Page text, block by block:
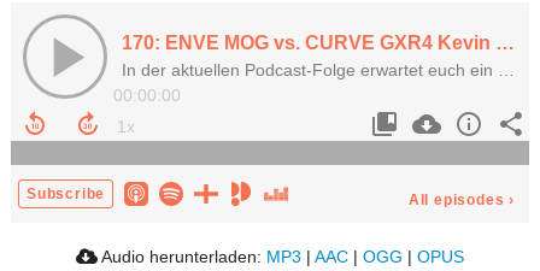
170: ENVE MOG vs. CURVE GXR4 Kevin / OPEN U.P.P.E.R kommt / Roubaix-Tech-Talk
In der aktuellen Podcast-Folge erwartet euch ein bunter Mix aus Technik, Testfahrten, Gravel-Geheimtipps und Race-Recaps.
00:00:00
Subscribe All episodes ›
Audio herunterladen: MP3 | AAC | OGG | OPUS